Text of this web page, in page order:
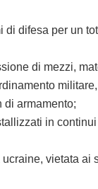
difesa per un
di mezzi,
armamento;
in
vietata ai